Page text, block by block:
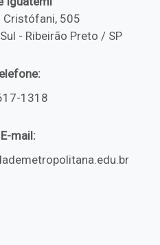
Cristófani, 505
- Ribeirão Preto / SP
1318
E-mail: